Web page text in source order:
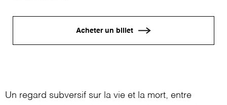
Acheter un billet
Un regard subversif sur la vie et la mort, entre